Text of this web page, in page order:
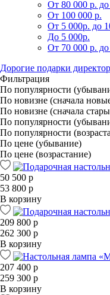
От 80 000 р.
От 100 000 р.
От 5 000р. до
До 5 000р.
От 70 000 р.
Дорогие подарки
Фильтрация
По популярности
По новизне (сначала
По новизне (сначала
По популярности
По популярности
По цене (убывание)
По цене (возрастание)
50 500 р
53 800 р
В корзину
209 800 р
262 300 р
В корзину
207 400 р
259 300 р
В корзину